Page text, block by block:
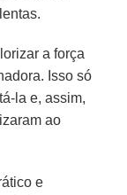
a força
Isso só
la e, assim,
ao
e